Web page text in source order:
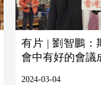
有片 | 劉智鵬：
會中有好的會議
2024-03-04